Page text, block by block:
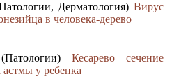
Дерматология) Вирус
в человека-дерево
Кесарево сечение
у ребенка